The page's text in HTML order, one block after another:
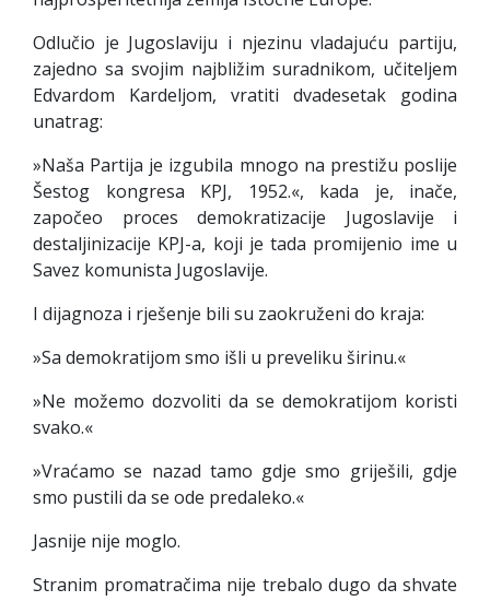
Odlučio je Jugoslaviju i njezinu vladajuću partiju,
zajedno sa svojim najbližim suradnikom, učiteljem
Edvardom Kardeljom, vratiti dvadesetak godina
unatrag:
»Naša Partija je izgubila mnogo na prestižu poslije
Šestog kongresa KPJ, 1952.«, kada je, inače,
započeo proces demokratizacije Jugoslavije i
destaljinizacije KPJ-a, koji je tada promijenio ime u
Savez komunista Jugoslavije.
I dijagnoza i rješenje bili su zaokruženi do kraja:
»Sa demokratijom smo išli u preveliku širinu.«
»Ne možemo dozvoliti da se demokratijom koristi
svako.«
»Vraćamo se nazad tamo gdje smo griješili, gdje
smo pustili da se ode predaleko.«
Jasnije nije moglo.
Stranim promatračima nije trebalo dugo da shvate